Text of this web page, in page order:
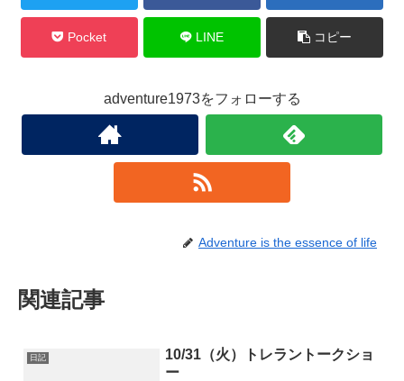
Pocket LINE コピー
adventure1973をフォローする
Adventure is the essence of life
関連記事
日記
10/31（火）トレラントークショ
ー